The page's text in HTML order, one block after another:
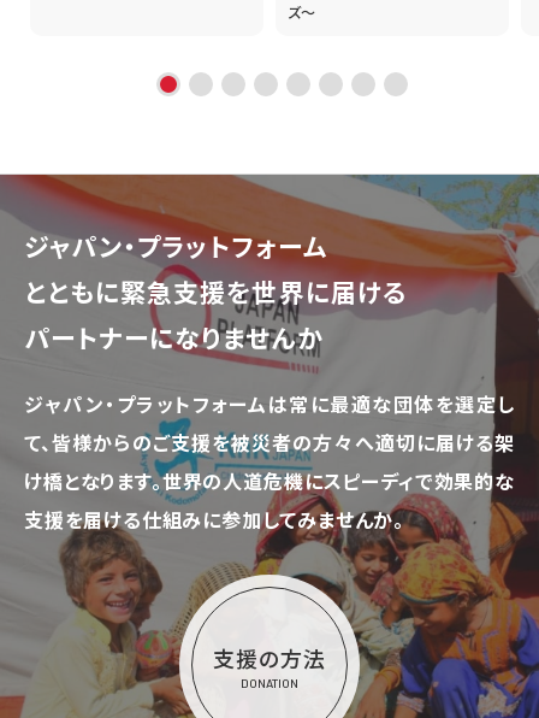
ズ～
ジャパン・プラットフォーム
とともに緊急支援を世界に届ける
パートナーになりませんか
ジャパン・プラットフォームは常に最適な団体を選定し
て、皆様からのご支援を被災者の方々へ適切に届ける架
け橋となります。世界の人道危機にスピーディで効果的な
支援を届ける仕組みに参加してみませんか。
支援の方法
DONATION